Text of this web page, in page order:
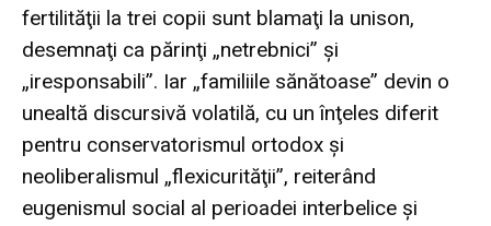
fertilităţii la trei copii sunt blamaţi la unison,
desemnaţi ca părinţi „netrebnici” şi
„iresponsabili”. Iar „familiile sănătoase” devin o
unealtă discursivă volatilă, cu un înţeles diferit
pentru conservatorismul ortodox şi
neoliberalismul „flexicurităţii”, reiterând
eugenismul social al perioadei interbelice şi